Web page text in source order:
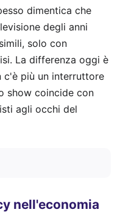
dimentica che
degli anni
solo con
La differenza oggi è
c'è più un interruttore
show coincide con
agli occhi del
nell'economia